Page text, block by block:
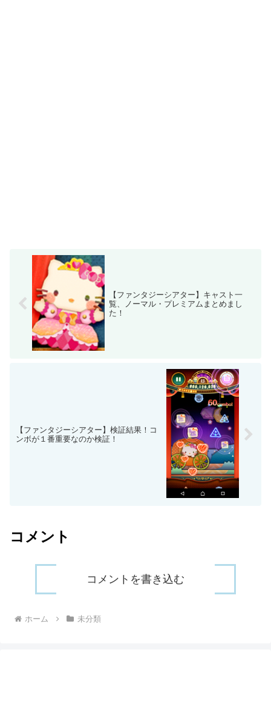
【ファンタジーシアター】キャスト一
覧、ノーマル・プレミアムまとめまし
た！
【ファンタジーシアター】検証結果！コ
ンボが１番重要なのか検証！
コメント
コメントを書き込む
ホーム 未分類